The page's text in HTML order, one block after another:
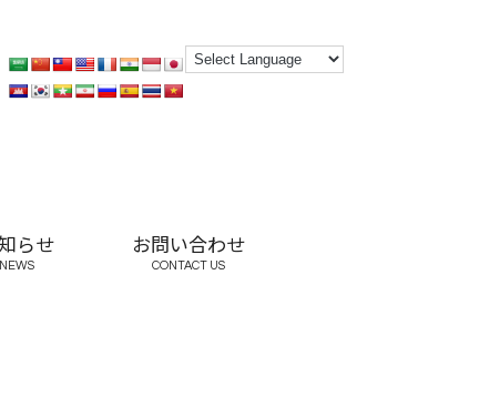
らせ
NEWS
お問い合わせ
CONTACT US